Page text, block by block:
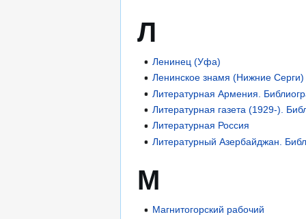
Л
Ленинец (Уфа)
Ленинское знамя (Нижние Серги)
Литературная Армения.
Литературная газета (1929-).
Литературная Россия
Литературный Азербайджан.
М
Магнитогорский рабочий